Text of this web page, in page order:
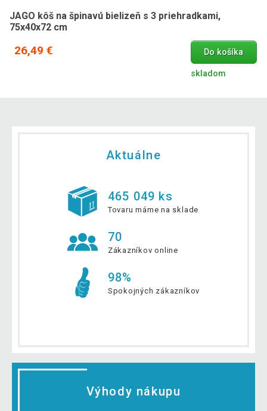
JAGO kôš na špinavú bielizeň s 3 priehradkami,
75x40x72 cm
26,49 € Do košíka
skladom
Aktuálne
465 049 ks
Tovaru máme na sklade
70
Zákazníkov online
98%
Spokojných zákazníkov
Výhody nákupu